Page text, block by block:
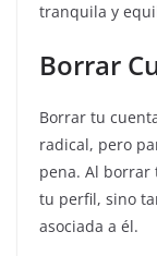
tranquila y
Borrar
Borrar tu
radical, pero
pena. Al borrar
tu perfil, sino
asociada a él.